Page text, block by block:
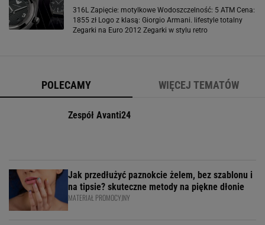
316L Zapięcie: motylkowe Wodoszczelność: 5 ATM Cena:
1855 zł Logo z klasą: Giorgio Armani. lifestyle totalny
Zegarki na Euro 2012 Zegarki w stylu retro
POLECAMY WIĘCEJ TEMATÓW
Zespół Avanti24
Jak przedłużyć paznokcie żelem, bez szablonu i
na tipsie? skuteczne metody na piękne dłonie
MATERIAŁ PROMOCYJNY